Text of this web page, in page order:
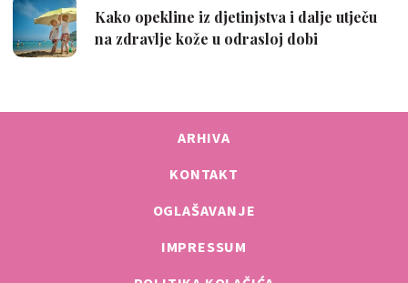
ARHIVA
KONTAKT
OGLAŠAVANJE
IMPRESSUM